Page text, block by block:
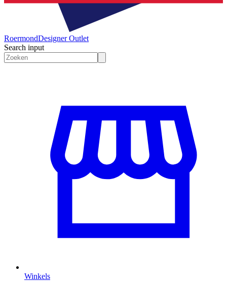
RoermondDesigner Outlet
Search input
Winkels